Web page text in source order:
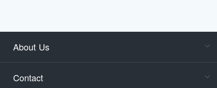
About Us
Contact